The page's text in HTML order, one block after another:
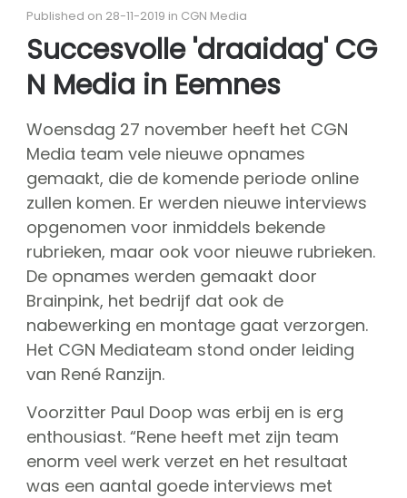
#
Volunteers
Hall of fame
Dedication award
Ticketsale
Sponsors
shop
CGNcompetition
Seizoen 2026 contests
Seizoen 2026 participants
Seizoen 2026 Programs
CGN Champions
CGN fonds 2020
Published on 28-11-2019 in CGN Media
Succesvolle 'draaidag' CG
N Media in Eemnes
Woensdag 27 november heeft het CGN
Media team vele nieuwe opnames
gemaakt, die de komende periode online
zullen komen. Er werden nieuwe interviews
opgenomen voor inmiddels bekende
rubrieken, maar ook voor nieuwe rubrieken.
De opnames werden gemaakt door
Brainpink, het bedrijf dat ook de
nabewerking en montage gaat verzorgen.
Het CGN Mediateam stond onder leiding
van René Ranzijn.
Voorzitter Paul Doop was erbij en is erg
enthousiast. “Rene heeft met zijn team
enorm veel werk verzet en het resultaat
was een aantal goede interviews met